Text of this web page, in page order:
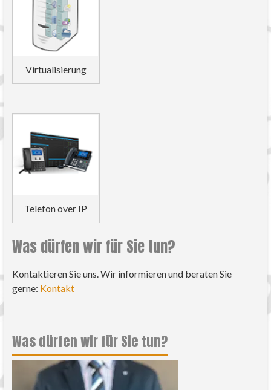
Virtualisierung
Telefon over IP
Was dürfen wir für Sie tun?
Kontaktieren Sie uns. Wir informieren und beraten Sie
gerne: Kontakt
Was dürfen wir für Sie tun?